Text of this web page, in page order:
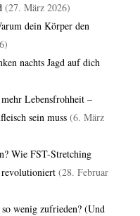
(27. März 2026)
dein Körper den
nachts Jagd auf dich
Lebensfrohheit –
sein muss (6. März
Wie FST-Stretching
(28. Februar
wenig zufrieden? (Und